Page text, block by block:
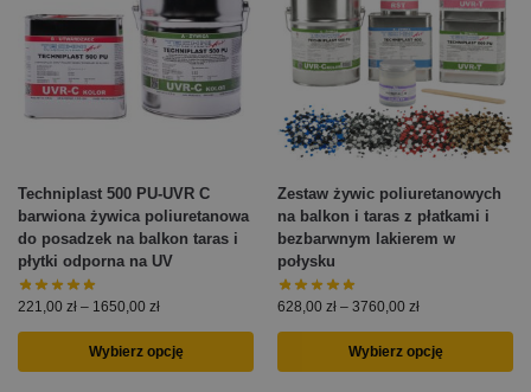
Techniplast 500 PU-UVR C
barwiona żywica poliuretanowa
do posadzek na balkon taras i
płytki odporna na UV
221,00 zł – 1650,00 zł
Wybierz opcję
Zestaw żywic poliuretanowych
na balkon i taras z płatkami i
bezbarwnym lakierem w
połysku
628,00 zł – 3760,00 zł
Wybierz opcję